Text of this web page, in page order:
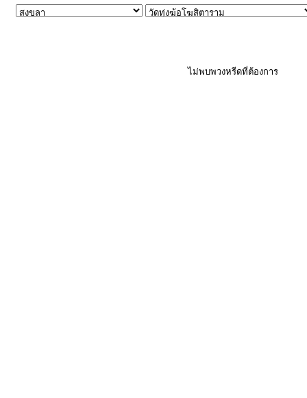
ไม่พบพวงหรีดที่ต้องการ